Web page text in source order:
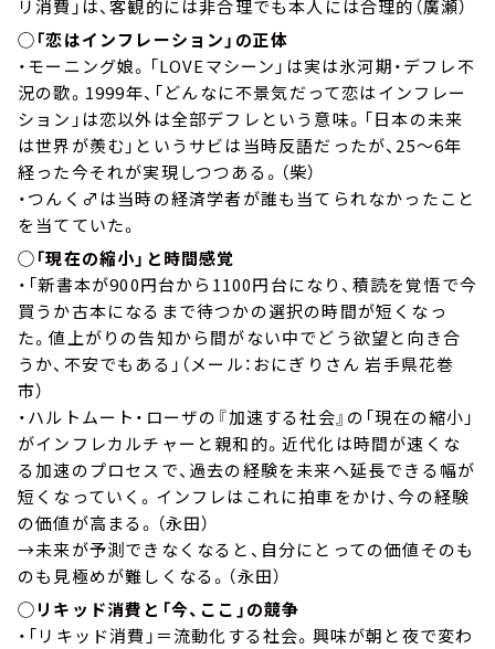
リ消費」は、客観的には非合理でも本人には合理的（廣瀬）
◯「恋はインフレーション」の正体
・モーニング娘。「LOVEマシーン」は実は氷河期・デフレ不
況の歌。1999年、「どんなに不景気だって恋はインフレー
ション」は恋以外は全部デフレという意味。「日本の未来
は世界が羨む」というサビは当時反語だったが、25～6年
経った今それが実現しつつある。（柴）
・つんく♂は当時の経済学者が誰も当てられなかったこと
を当てていた。
◯「現在の縮小」と時間感覚
・「新書本が900円台から1100円台になり、積読を覚悟で今
買うか古本になるまで待つかの選択の時間が短くなっ
た。値上がりの告知から間がない中でどう欲望と向き合
うか、不安でもある」（メール：おにぎりさん 岩手県花巻
市）
・ハルトムート・ローザの『加速する社会』の「現在の縮小」
がインフレカルチャーと親和的。近代化は時間が速くな
る加速のプロセスで、過去の経験を未来へ延長できる幅が
短くなっていく。インフレはこれに拍車をかけ、今の経験
の価値が高まる。（永田）
→未来が予測できなくなると、自分にとっての価値そのも
のも見極めが難しくなる。（永田）
◯リキッド消費と「今、ここ」の競争
・「リキッド消費」＝流動化する社会。興味が朝と夜で変わ